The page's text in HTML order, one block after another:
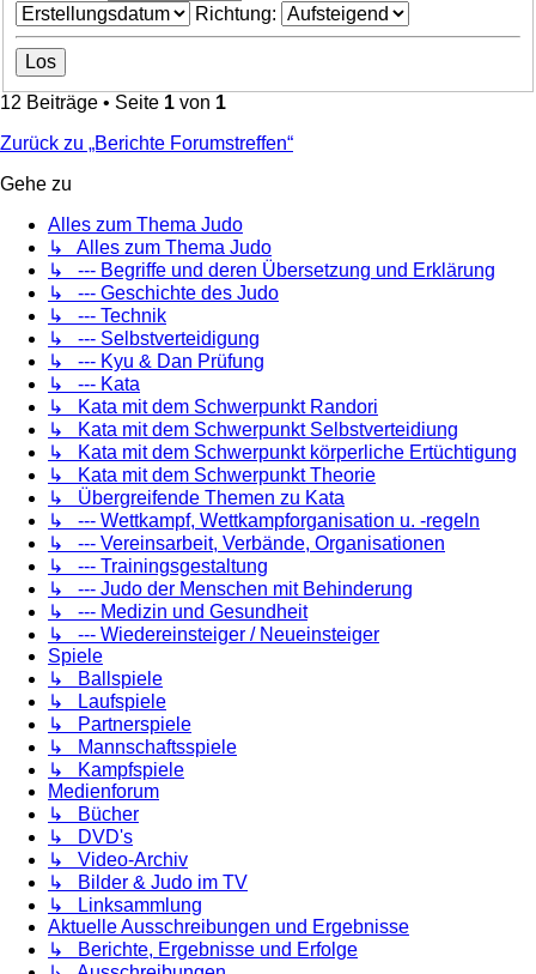
Richtung:
12 Beiträge • Seite 1 von 1
Zurück zu „Berichte Forumstreffen“
Gehe zu
Alles zum Thema Judo
↳ Alles zum Thema Judo
↳ --- Begriffe und deren Übersetzung und Erklärung
↳ --- Geschichte des Judo
↳ --- Technik
↳ --- Selbstverteidigung
↳ --- Kyu & Dan Prüfung
↳ --- Kata
↳ Kata mit dem Schwerpunkt Randori
↳ Kata mit dem Schwerpunkt Selbstverteidiung
↳ Kata mit dem Schwerpunkt körperliche Ertüchtigung
↳ Kata mit dem Schwerpunkt Theorie
↳ Übergreifende Themen zu Kata
↳ --- Wettkampf, Wettkampforganisation u. -regeln
↳ --- Vereinsarbeit, Verbände, Organisationen
↳ --- Trainingsgestaltung
↳ --- Judo der Menschen mit Behinderung
↳ --- Medizin und Gesundheit
↳ --- Wiedereinsteiger / Neueinsteiger
Spiele
↳ Ballspiele
↳ Laufspiele
↳ Partnerspiele
↳ Mannschaftsspiele
↳ Kampfspiele
Medienforum
↳ Bücher
↳ DVD's
↳ Video-Archiv
↳ Bilder & Judo im TV
↳ Linksammlung
Aktuelle Ausschreibungen und Ergebnisse
↳ Berichte, Ergebnisse und Erfolge